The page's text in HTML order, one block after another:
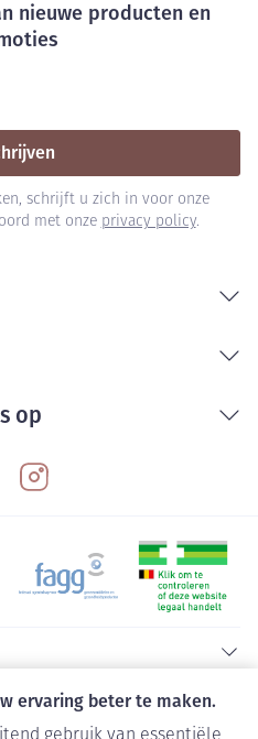
ervaring beter te maken.
nieuwe producten en
schrijft u zich in voor onze
met onze privacy policy.
op